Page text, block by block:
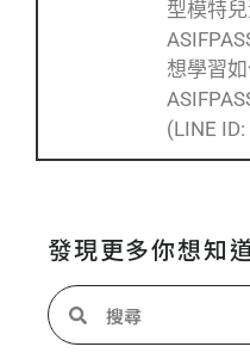
型模特
想學習
(LINE
發現更多你想知